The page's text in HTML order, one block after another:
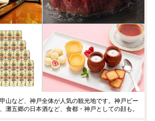
山など、神戸全体が人気の観光地です。神戸ビー
灘五郷の日本酒など、食都・神戸としての顔も。